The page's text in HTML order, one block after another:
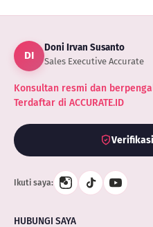
DI
Doni Irvan Susanto
Sales Executive Accurate
Konsultan resmi dan
Terdaftar di ACCURATE.ID
Ikuti saya:
HUBUNGI SAYA